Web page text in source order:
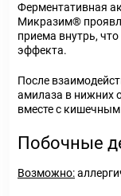
Ферментативная
Микразим®
приема внутрь,
эффекта.
После
амилаза в нижних
вместе с
Побочные
Возможно: